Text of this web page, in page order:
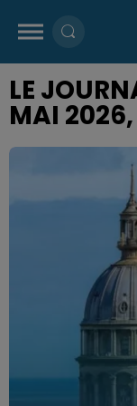
LE
MAI 2026,